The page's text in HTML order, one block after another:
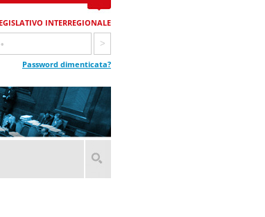
INTERREGIONALE
Password dimenticata?